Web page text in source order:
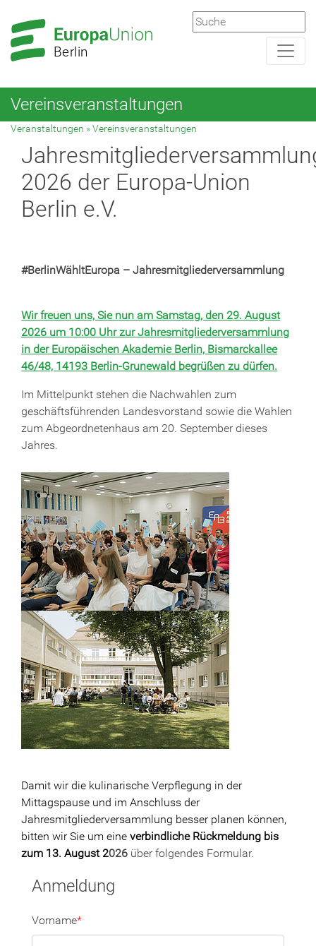
Hauptnavigation
Hauptbereich
Berlin
Vereinsveranstaltungen
Veranstaltungen »Vereinsveranstaltungen
2026 der Europa-Union
Berlin e.V.
#BerlinWähltEuropa – Jahresmitgliederversammlung
Wir freuen uns, Sie nun am Samstag, den 29. August
2026 um 10:00 Uhr zur Jahresmitgliederversammlung
in der Europäischen Akademie Berlin, Bismarckallee
46/48, 14193 Berlin-Grunewald begrüßen zu dürfen.
Im Mittelpunkt stehen die Nachwahlen zum
geschäftsführenden Landesvorstand sowie die Wahlen
zum Abgeordnetenhaus am 20. September dieses
Jahres.
Damit wir die kulinarische Verpflegung in der
Mittagspause und im Anschluss der
Jahresmitgliederversammlung besser planen können,
bitten wir Sie um eine verbindliche Rückmeldung bis
zum 13. August 2026 über folgendes Formular.
Anmeldung
Vorname*